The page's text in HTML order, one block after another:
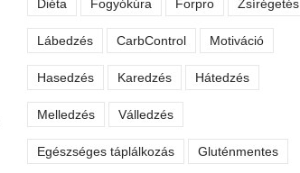
Diéta Fogyókúra Forpro Zsírégetés
Lábedzés CarbControl Motiváció
Hasedzés Karedzés Hátedzés
Melledzés Válledzés
Egészséges táplálkozás Gluténmentes